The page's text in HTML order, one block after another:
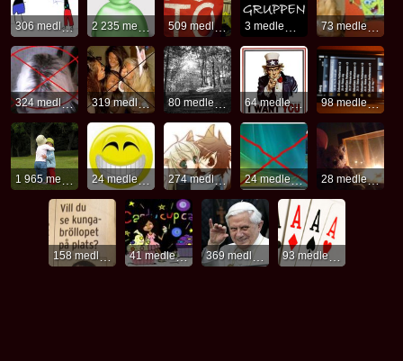
306 medlemmar 2 235 medlemmar 509 medlemmar 73 medlemmar
324 medlemmar 319 medlemmar 80 medlemmar 64 medlemmar 98 medlemmar
1 965 medlemmar 24 medlemmar 274 medlemmar 24 medlemmar 28 medlemmar
41 medlemmar 369 medlemmar 93 medlemmar